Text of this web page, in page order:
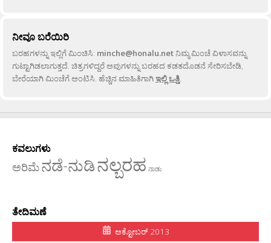
ನೀವೂ ಬರೆಯಿರಿ
ಬರಹಗಳನ್ನು ಇಲ್ಲಿಗೆ ಮಿಂಚಿಸಿ: minche@honalu.netನಿಮ್ಮ ಮಿಂಚೆ ವಿಳಾಸವನ್ನು
ಗುಟ್ಟಾಗಿಡಲಾಗುತ್ತದೆ. ಚಿತ್ರಗಳಿದ್ದರೆ ಅವುಗಳನ್ನು ಬರಹದ ಕಡತದೊಡನೆ ಸೇರಿಸಬೇಡಿ,
ಬೇರೆಯಾಗಿ ಮಿಂಚೆಗೆ ಅಂಟಿಸಿ. ಹೆಚ್ಚಿನ ಮಾಹಿತಿಗಾಗಿಇಲ್ಲಿ ಒತ್ತಿ.
ಕವಲುಗಳು
ಅರಿಮೆನಡೆ-ನುಡಿನಲ್ಬರಹ ನಾಡು
ತೇದಿಮಣೆ
ಅಕ್ಟೋಬರ್ 2013